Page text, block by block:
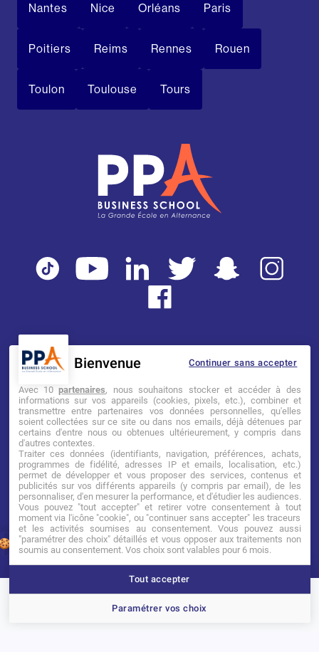
Nantes Nice Orléans Paris
Poitiers Reims Rennes Rouen
Toulon Toulouse Tours
Mentions légales Tarifs CGI
Établissement d’Enseignement
Supérieur Technique Privé
Dernière mise à jour : Novembre 2025
Portes ouvertes
Continuer sans accepter
Bienvenue
Avec 10partenaires, nous souhaitons stocker et accéder à des
informations sur vos appareils (cookies, pixels, etc.), combiner et
transmettre entre partenaires vos données personnelles, qu'elles
soient collectées sur ce site ou dans nos emails, déjà détenues par
certains d'entre nous ou obtenues ultérieurement, y compris dans
d'autres contextes.
Traiter ces données (identifiants, navigation, préférences, achats,
programmes de fidélité, adresses IP et emails, localisation, etc.)
permet de développer et vous proposer des services, contenus et
publicités sur vos différents appareils (y compris par email), de les
personnaliser, d'en mesurer la performance, et d'étudier les audiences.
Vous pouvez "tout accepter" et retirer votre consentement à tout
moment via l'icône "cookie", ou "continuer sans accepter" les traceurs
et les activités soumises au consentement. Vous pouvez aussi
"paramétrer des choix" détaillés et vous opposer aux traitements non
soumis au consentement. Vos choix sont valables pour 6 mois.
Paramétrer vos choix
Tout accepter
1